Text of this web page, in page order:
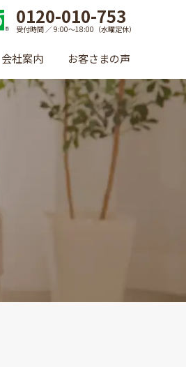
0120-010-753
受付時間 ／ 9:00〜18:00（水曜定休）
会社案内 お客さまの声